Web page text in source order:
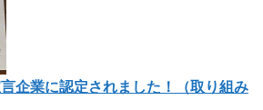
企業に認定されました！（取り組み